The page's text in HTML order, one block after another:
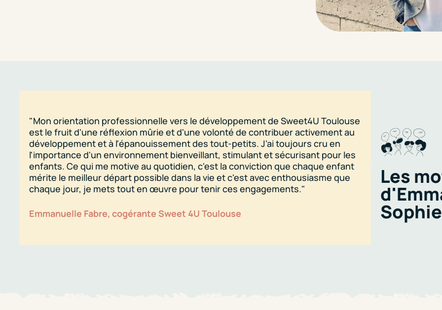
"Mon orientation professionnelle vers le développement de Sweet4U Toulouse
est le fruit d'une réflexion mûrie et d'une volonté de contribuer activement au
développement et à l'épanouissement des tout-petits. J'ai toujours cru en
l'importance d'un environnement bienveillant, stimulant et sécurisant pour les
enfants. Ce qui me motive au quotidien, c'est la conviction que chaque enfant
mérite le meilleur départ possible dans la vie et c'est avec enthousiasme que
chaque jour, je mets tout en œuvre pour tenir ces engagements."
Emmanuelle Fabre, cogérante Sweet 4U Toulouse
mettant du
apparu
passionnant,
chacun se
les
Sophie
Les
Sophie